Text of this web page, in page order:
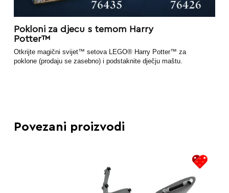
Pokloni za djecu s temom Harry
Potter™
Otkrijte magični svijet™ setova LEGO® Harry Potter™ za
poklone (prodaju se zasebno) i podstaknite dječju maštu.
Povezani proizvodi